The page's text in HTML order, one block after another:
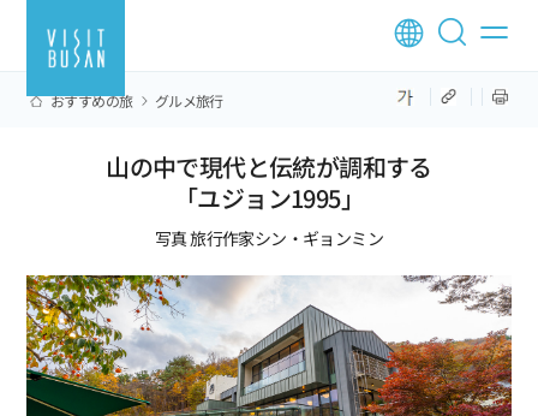
おすすめの旅 グルメ旅行
山の中で現代と伝統が調和する
「ユジョン1995」
写真 旅行作家シン・ギョンミン